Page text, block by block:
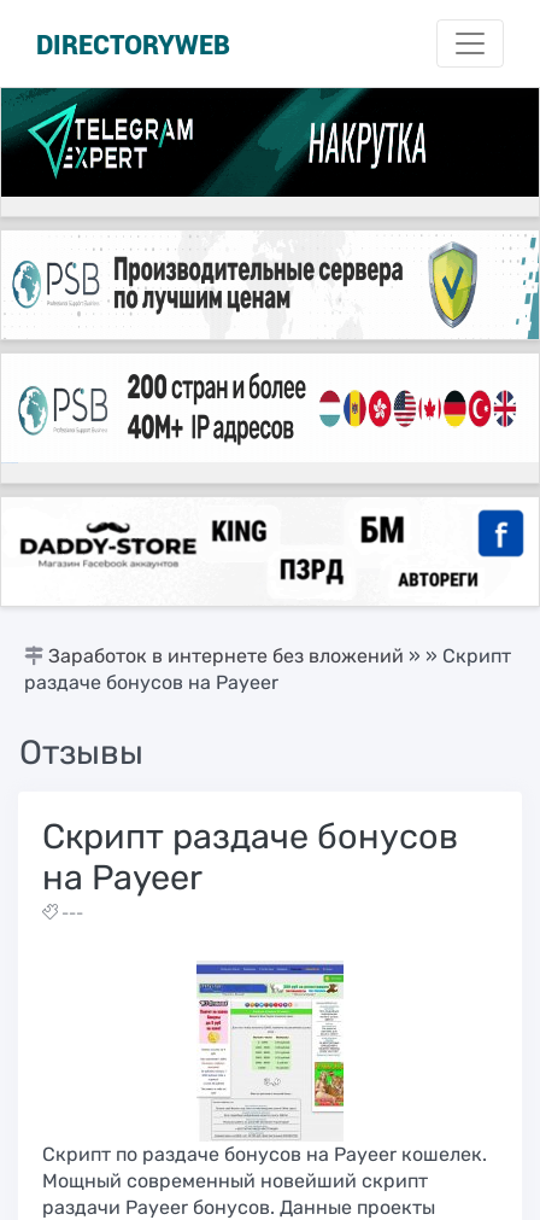
DIRECTORYWEB
Заработок в интернете без вложений » » Скрипт
раздаче бонусов на Payeer
Отзывы
Скрипт раздаче бонусов
на Payeer
---
Скрипт по раздаче бонусов на Payeer кошелек.
Мощный современный новейший скрипт
раздачи Payeer бонусов. Данные проекты